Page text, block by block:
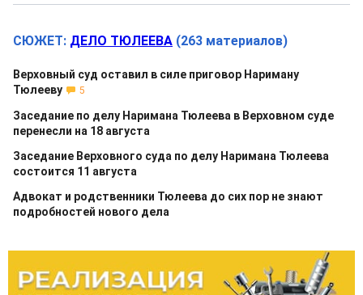
СЮЖЕТ: ДЕЛО ТЮЛЕЕВА (263 материалов)
Верховный суд оставил в силе приговор Нариману
Тюлееву
5
Заседание по делу Наримана Тюлеева в Верховном суде
перенесли на 18 августа
Заседание Верховного суда по делу Наримана Тюлеева
состоится 11 августа
Адвокат и родственники Тюлеева до сих пор не знают
подробностей нового дела